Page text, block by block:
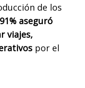
de los
91% aseguró
viajes,
por el